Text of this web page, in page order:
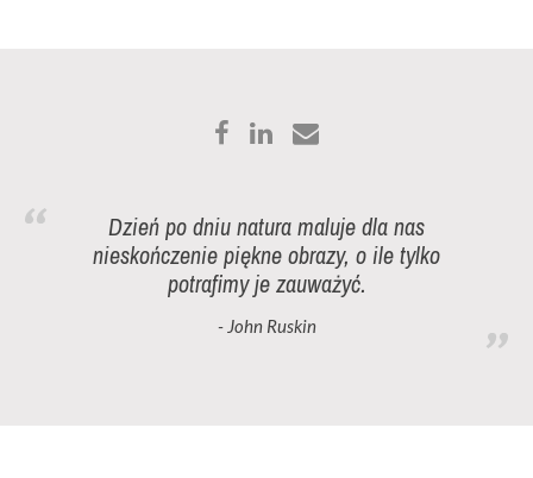
Dzień po dniu natura maluje dla nas
nieskończenie piękne obrazy, o ile tylko
potrafimy je zauważyć.
- John Ruskin